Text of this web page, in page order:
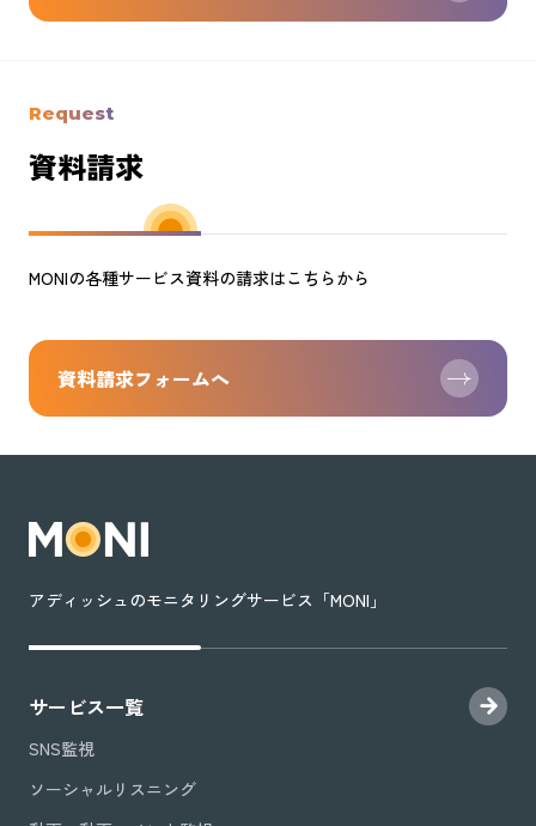
Request
資料請求
MONIの各種サービス資料の請求はこちらから
資料請求フォームへ
アディッシュのモニタリングサービス「MONI」
サービス一覧
SNS監視
ソーシャルリスニング